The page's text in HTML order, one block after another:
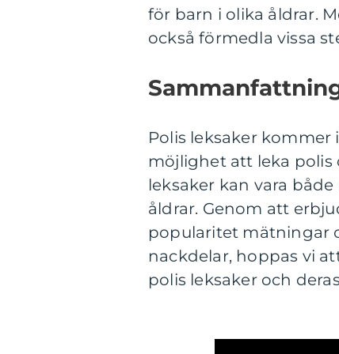
för barn i olika åldrar.
också förmedla vissa
Polis leksaker
möjlighet att leka polis
leksaker kan vara
åldrar. Genom att
popularitet mätningar
nackdelar, hoppas vi
polis leksaker och